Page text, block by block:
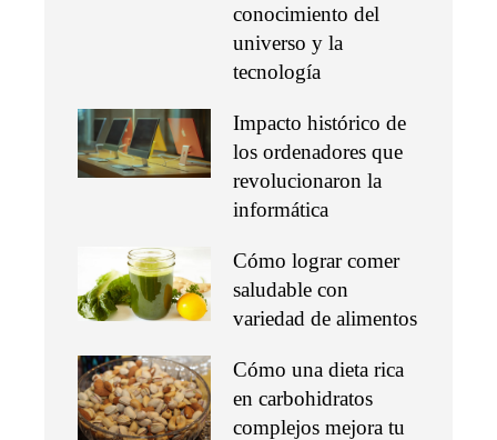
conocimiento del
universo y la
tecnología
Impacto histórico de
los ordenadores que
revolucionaron la
informática
Cómo lograr comer
saludable con
variedad de alimentos
Cómo una dieta rica
en carbohidratos
complejos mejora tu